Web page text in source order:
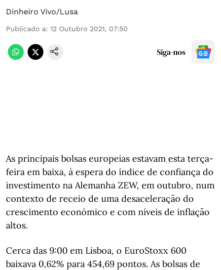
Dinheiro Vivo/Lusa
Publicado a: 12 Outubro 2021, 07:50
Siga-nos
As principais bolsas europeias estavam esta terça-
feira em baixa, à espera do índice de confiança do
investimento na Alemanha ZEW, em outubro, num
contexto de receio de uma desaceleração do
crescimento económico e com níveis de inflação
altos.
Cerca das 9:00 em Lisboa, o EuroStoxx 600
baixava 0,62% para 454,69 pontos. As bolsas de